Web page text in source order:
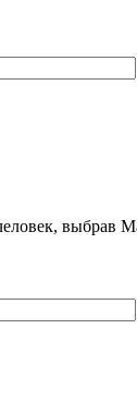
выбрав